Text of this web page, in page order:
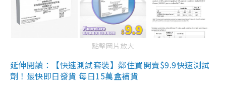
點擊圖片放大
延伸閱讀：【快速測試套裝】鄰住買開賣$9.9快速測試
劑！最快即日發貨 每日15萬盒補貨